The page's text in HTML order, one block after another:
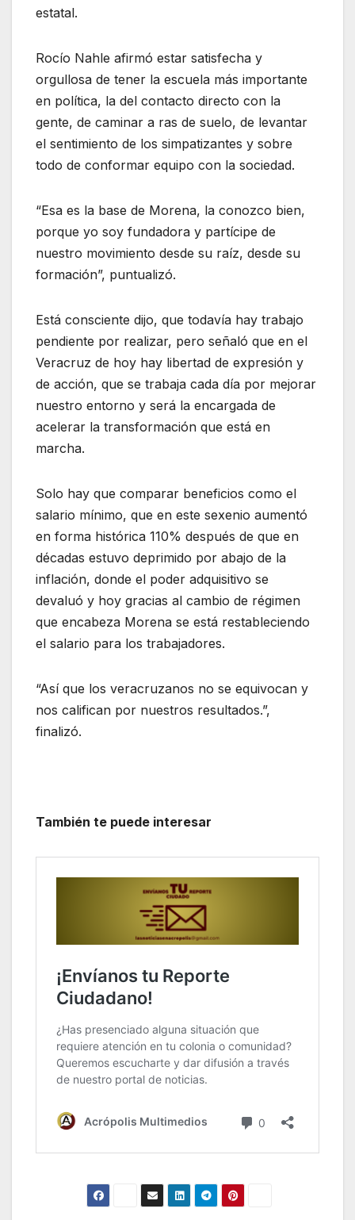
estatal.
Rocío Nahle afirmó estar satisfecha y
orgullosa de tener la escuela más importante
en política, la del contacto directo con la
gente, de caminar a ras de suelo, de levantar
el sentimiento de los simpatizantes y sobre
todo de conformar equipo con la sociedad.
“Esa es la base de Morena, la conozco bien,
porque yo soy fundadora y partícipe de
nuestro movimiento desde su raíz, desde su
formación”, puntualizó.
Está consciente dijo, que todavía hay trabajo
pendiente por realizar, pero señaló que en el
Veracruz de hoy hay libertad de expresión y
de acción, que se trabaja cada día por mejorar
nuestro entorno y será la encargada de
acelerar la transformación que está en
marcha.
Solo hay que comparar beneficios como el
salario mínimo, que en este sexenio aumentó
en forma histórica 110% después de que en
décadas estuvo deprimido por abajo de la
inflación, donde el poder adquisitivo se
devaluó y hoy gracias al cambio de régimen
que encabeza Morena se está restableciendo
el salario para los trabajadores.
“Así que los veracruzanos no se equivocan y
nos califican por nuestros resultados.”,
finalizó.
También te puede interesar